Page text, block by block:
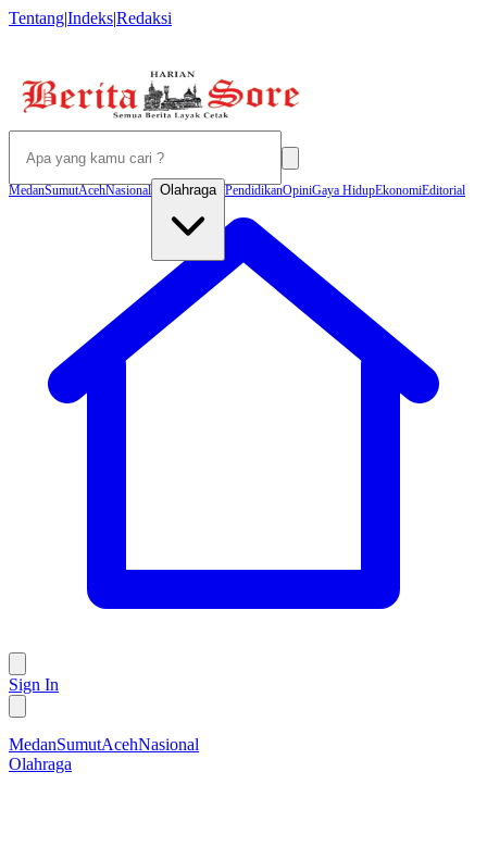
Tentang|Indeks|Redaksi
MedanSumutAcehNasional Olahraga PendidikanOpiniGaya HidupEkonomiEditorial
Sign In
MedanSumutAcehNasional
Olahraga